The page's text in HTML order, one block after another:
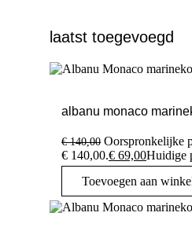
laatst toegevoegd
albanu monaco
€140,00 Oorspronkelijke
€ 140,00.€ 69,00Huidige
Toevoegen aan